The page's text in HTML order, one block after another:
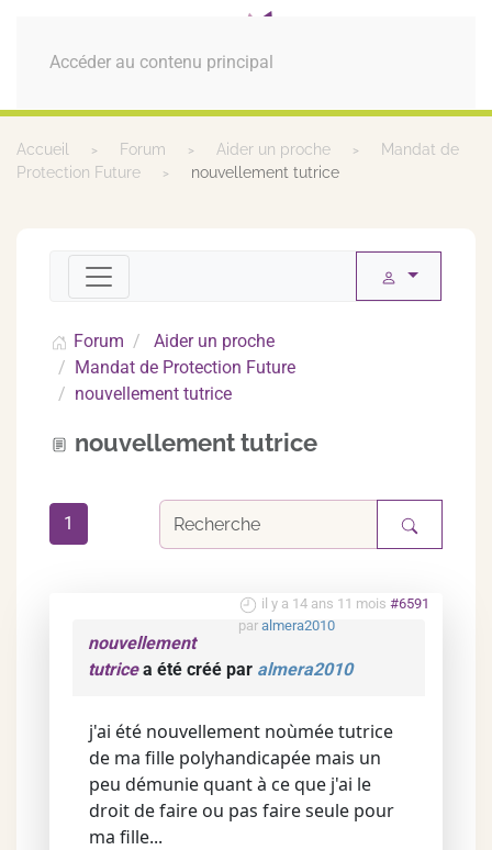
Accéder au contenu principal
MENU
Accueil Forum Aider un proche
Mandat de
Protection Future
nouvellement tutrice
Forum
Aider un proche
Mandat de Protection Future
nouvellement tutrice
nouvellement tutrice
1
il y a 14 ans 11 mois #6591
par almera2010
nouvellement
tutricea été créé par almera2010
j'ai été nouvellement noùmée tutrice
de ma fille polyhandicapée mais un
peu démunie quant à ce que j'ai le
droit de faire ou pas faire seule pour
ma fille...